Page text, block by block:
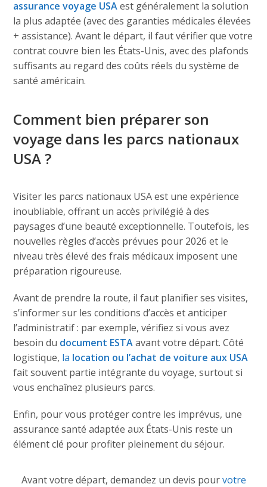
assurance voyage USAest généralement la solution
la plus adaptée (avec des garanties médicales élevées
+ assistance). Avant le départ, il faut vérifier que votre
contrat couvre bien les États-Unis, avec des plafonds
suffisants au regard des coûts réels du système de
santé américain.
Comment bien préparer son
voyage dans les parcs nationaux
USA ?
Visiter les parcs nationaux USA est une expérience
inoubliable, offrant un accès privilégié à des
paysages d’une beauté exceptionnelle. Toutefois, les
nouvelles règles d’accès prévues pour 2026 et le
niveau très élevé des frais médicaux imposent une
préparation rigoureuse.
Avant de prendre la route, il faut planifier ses visites,
s’informer sur les conditions d’accès et anticiper
l’administratif : par exemple, vérifiez si vous avez
besoin du document ESTAavant votre départ. Côté
logistique, la location ou l’achat de voiture aux USA
fait souvent partie intégrante du voyage, surtout si
vous enchaînez plusieurs parcs.
Enfin, pour vous protéger contre les imprévus, une
assurance santé adaptée aux États-Unis reste un
élément clé pour profiter pleinement du séjour.
Avant votre départ, demandez un devis pourvotre